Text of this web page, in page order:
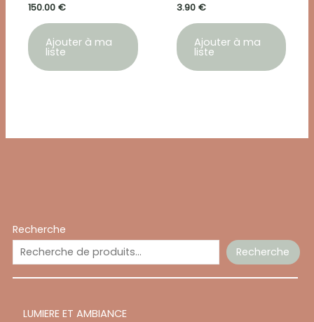
Recherche
Recherche
LUMIERE ET AMBIANCE
150.00 €
Ajouter à ma
liste
3.90 €
Ajouter à ma
liste